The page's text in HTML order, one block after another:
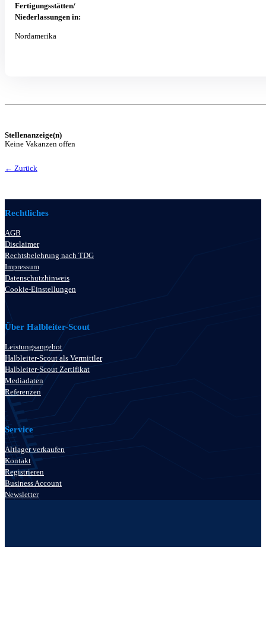
Fertigungsstätten/
Niederlassungen in:
Nordamerika
Stellenanzeige(n)
Keine Vakanzen offen
← Zurück
Rechtliches
AGB
Disclaimer
Rechtsbelehrung nach TDG
Impressum
Datenschutzhinweis
Cookie-Einstellungen
Über Halbleiter-Scout
Leistungsangebot
Halbleiter-Scout als Vermittler
Halbleiter-Scout Zertifikat
Mediadaten
Referenzen
Service
Altlager verkaufen
Kontakt
Registrieren
Business Account
Newsletter